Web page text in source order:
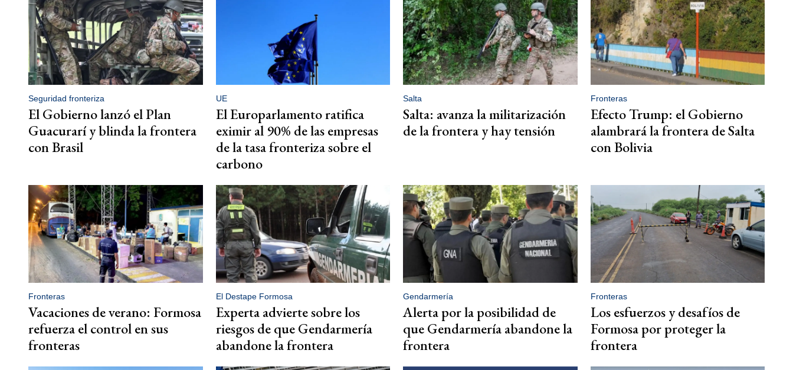
Seguridad fronteriza
El Gobierno lanzó el Plan
Guacurarí y blinda la frontera
con Brasil
UE
El Europarlamento ratifica
eximir al 90% de las empresas
de la tasa fronteriza sobre el
carbono
Salta
Salta: avanza la militarización
de la frontera y hay tensión
Fronteras
Efecto Trump: el Gobierno
alambrará la frontera de Salta
con Bolivia
Fronteras
Vacaciones de verano: Formosa
refuerza el control en sus
fronteras
El Destape Formosa
Experta advierte sobre los
riesgos de que Gendarmería
abandone la frontera
Gendarmería
Alerta por la posibilidad de
que Gendarmería abandone la
frontera
Fronteras
Los esfuerzos y desafíos de
Formosa por proteger la
frontera